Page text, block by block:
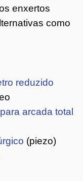
enxertos
como
reduzido
arcada total
(piezo)